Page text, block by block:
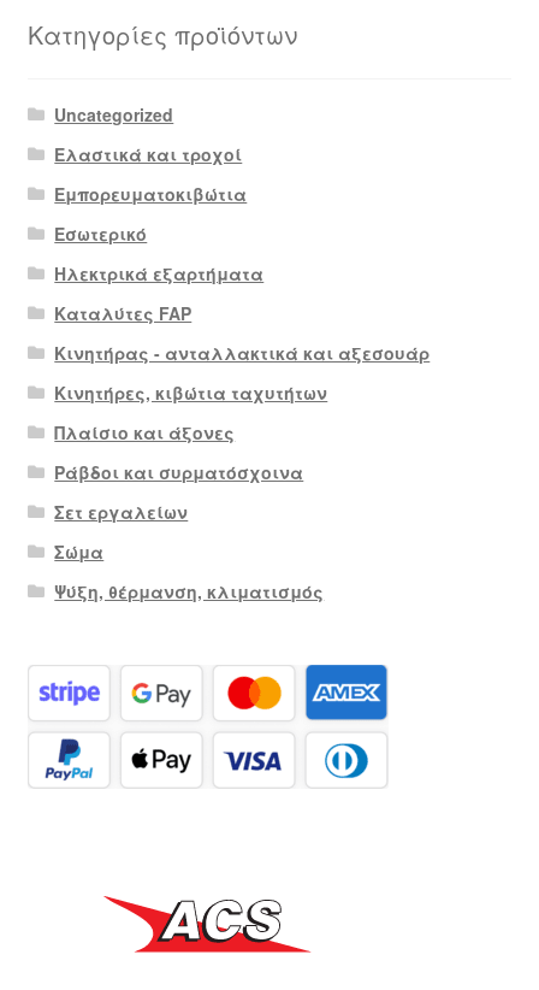
Κατηγορίες προϊόντων
Uncategorized
Ελαστικά και τροχοί
Εμπορευματοκιβώτια
Εσωτερικό
Ηλεκτρικά εξαρτήματα
Καταλύτες FAP
Κινητήρας - ανταλλακτικά και αξεσουάρ
Κινητήρες, κιβώτια ταχυτήτων
Πλαίσιο και άξονες
Ράβδοι και συρματόσχοινα
Σετ εργαλείων
Σώμα
Ψύξη, θέρμανση, κλιματισμός